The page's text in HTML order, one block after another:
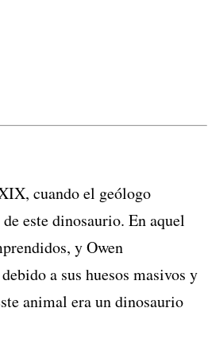
cuando el geólogo
este dinosaurio. En aquel
y Owen
a sus huesos masivos y
animal era un dinosaurio